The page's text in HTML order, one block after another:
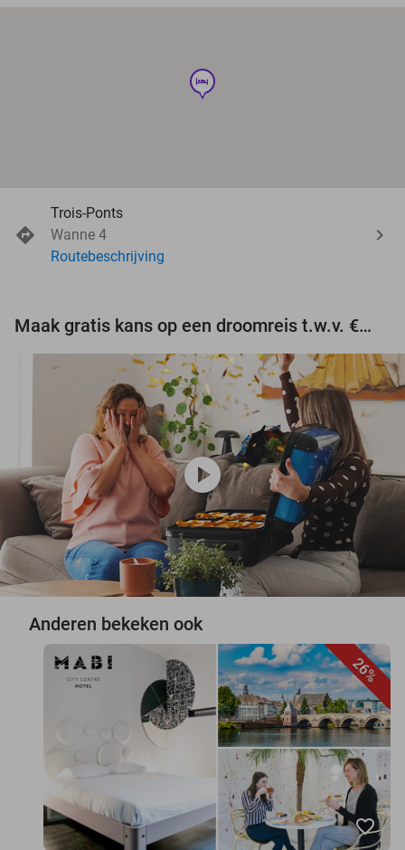
hotel
Trois-Ponts
Wanne 4
Routebeschrijving
Maak gratis kans op een droomreis t.w.v. €3.000!
play_circle
Anderen bekeken ook
26%
favorite_border